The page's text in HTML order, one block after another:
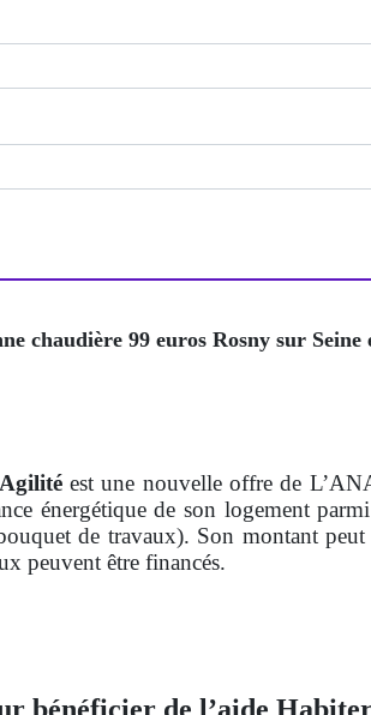
chaudière 99 euros Rosny sur
est une nouvelle offre de
énergétique de son logement
de travaux). Son montant
peuvent être financés.